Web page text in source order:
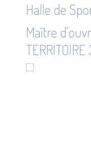
Halle de
Maître
TERRITOIRE